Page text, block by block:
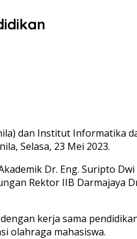
dan Institut Informatika
Selasa, 23 Mei 2023.
Dr. Eng. Suripto
Rektor IIB Darmajaya
kerja sama
olahraga mahasiswa.